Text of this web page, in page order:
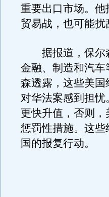
重要出口市场。
贸易战，也可能
据报道，保尔
金融、制造和汽
森透露，这些美
对华法案感到担
更快升值，否则
惩罚性措施。这
国的报复行动。